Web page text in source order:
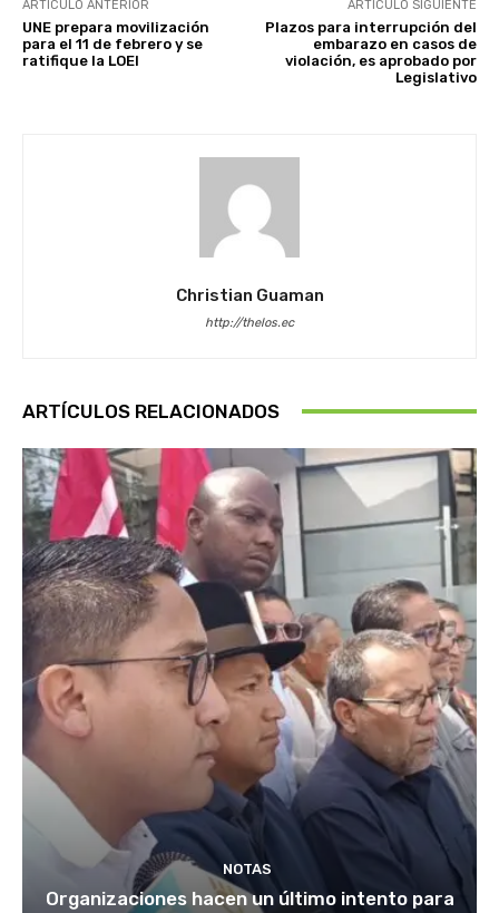
ARTÍCULO ANTERIOR
UNE prepara movilización
para el 11 de febrero y se
ratifique la LOEI
ARTÍCULO SIGUIENTE
Plazos para interrupción del
embarazo en casos de
violación, es aprobado por
Legislativo
Christian Guaman
http://thelos.ec
ARTÍCULOS RELACIONADOS
NOTAS
Organizaciones hacen un último intento para